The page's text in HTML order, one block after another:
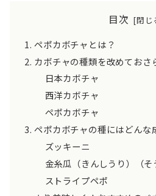
目次
ペポカボチャとは？
カボチャの種類を改めておさ
日本カボチャ
西洋カボチャ
ペポカボチャ
ペポカボチャの種にはどんな
ズッキーニ
金糸瓜（きんしうり）（そ
ストライプペポ